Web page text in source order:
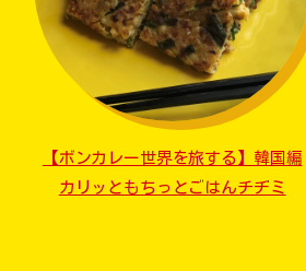
【ボンカレー世界を旅する】韓国編
カリッともちっとごはんチヂミ